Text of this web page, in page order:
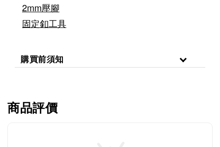
2mm壓腳
固定釦工具
購買前須知
商品評價